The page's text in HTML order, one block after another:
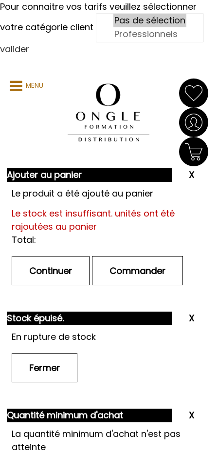
Pour connaitre vos tarifs veuillez sélectionner
votre catégorie client
valider
MENU
Ajouter au panier
Le produit a été ajouté au panier
Le stock est insuffisant. unités ont été
rajoutées au panier
Total:
Stock épuisé.
En rupture de stock
Quantité minimum d'achat
La quantité minimum d'achat n'est pas
atteinte